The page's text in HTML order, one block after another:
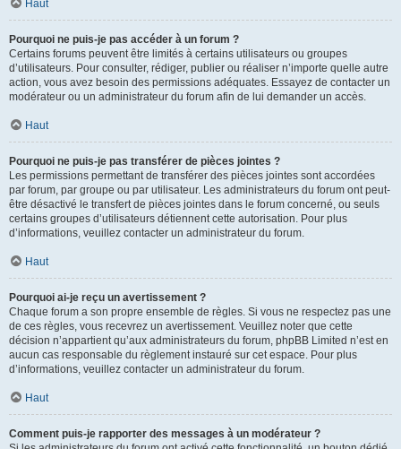
Haut
Pourquoi ne puis-je pas accéder à un forum ?
Certains forums peuvent être limités à certains utilisateurs ou groupes
d’utilisateurs. Pour consulter, rédiger, publier ou réaliser n’importe quelle autre
action, vous avez besoin des permissions adéquates. Essayez de contacter un
modérateur ou un administrateur du forum afin de lui demander un accès.
Haut
Pourquoi ne puis-je pas transférer de pièces jointes ?
Les permissions permettant de transférer des pièces jointes sont accordées
par forum, par groupe ou par utilisateur. Les administrateurs du forum ont peut-
être désactivé le transfert de pièces jointes dans le forum concerné, ou seuls
certains groupes d’utilisateurs détiennent cette autorisation. Pour plus
d’informations, veuillez contacter un administrateur du forum.
Haut
Pourquoi ai-je reçu un avertissement ?
Chaque forum a son propre ensemble de règles. Si vous ne respectez pas une
de ces règles, vous recevrez un avertissement. Veuillez noter que cette
décision n’appartient qu’aux administrateurs du forum, phpBB Limited n’est en
aucun cas responsable du règlement instauré sur cet espace. Pour plus
d’informations, veuillez contacter un administrateur du forum.
Haut
Comment puis-je rapporter des messages à un modérateur ?